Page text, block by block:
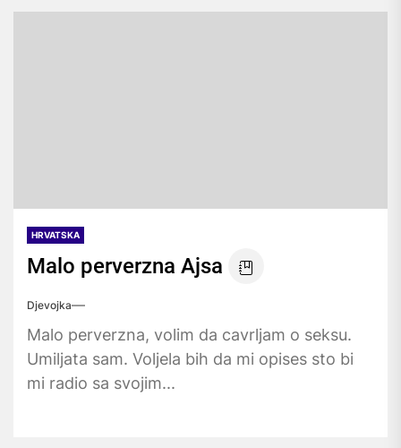
HRVATSKA
Malo perverzna Ajsa
Djevojka
Malo perverzna, volim da cavrljam o seksu.
Umiljata sam. Voljela bih da mi opises sto bi
mi radio sa svojim...